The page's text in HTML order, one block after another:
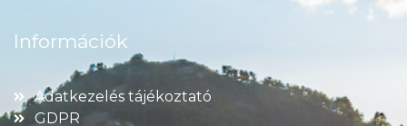
Információk
Adatkezelés tájékoztató
GDPR